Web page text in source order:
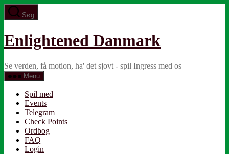
Spring
til
Søg
Enlightened Danmark
Se verden, få motion, ha' det sjovt - spil Ingress med os
Menu
Spil med
Events
Telegram
Check Points
Ordbog
FAQ
Login